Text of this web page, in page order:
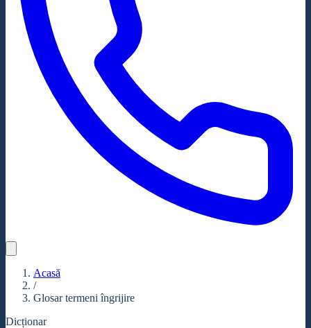
Acasă
/
Glosar termeni îngrijire
Dicționar